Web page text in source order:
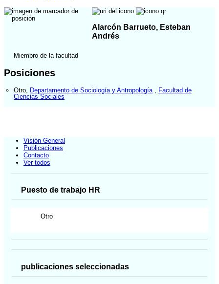
Alarcón Barrueto, Esteban
Andrés
Miembro de la facultad
Posiciones
Otro Departamento de Sociología y Antropología
Facultad de
Ciencias Sociales
Visión General
Publicaciones
Contacto
Ver todos
Puesto de trabajo HR
Otro
publicaciones seleccionadas